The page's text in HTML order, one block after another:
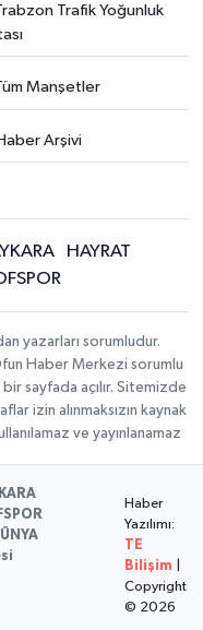
Trafik Yoğunluk
Manşetler
Arşivi
HAYRAT
yazarları sorumludur.
Haber Merkezi sorumlu
sayfada açılır. Sitemizde
izin alınmaksızın kaynak
ve yayınlanamaz
Haber
Yazılımı:
TE
Bilişim
Copyright
© 2026